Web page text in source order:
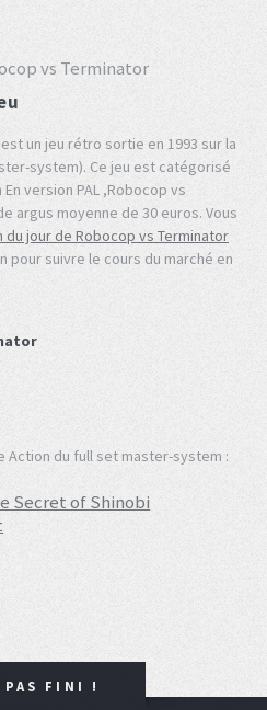
un jeu rétro sortie en 1993 sur la
system). Ce jeu est catégorisé
version PAL ,Robocop vs
argus moyenne de 30 euros. Vous
du jour de Robocop vs Terminator
pour suivre le cours du marché en
Action du full set master-system :
Secret of Shinobi
PAS FINI !